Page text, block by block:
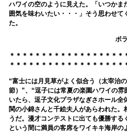
ハワイの空のように見えた。「いつかま
囲気を味わいたい・・・」そう思わせて
た。
ボ
＊＊＊＊＊＊＊＊＊＊＊＊＊＊＊＊＊＊
＊＊＊＊＊＊＊＊＊＊＊＊＊＊＊＊＊＊
“富士には月見草がよく似合う（太宰治
節）”、“逗子には常夏の楽園ハワイの雰
いたら、逗子文化プラザなぎさホール全
関の小錦さんと千絵夫人があらわれた。
うだ。漫才コンテストに出ても優勝する
という間に満員の客席をワイキキ海岸の